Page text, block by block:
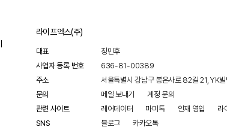
라이프엑스(주)
대표
장민후
사업자 등록 번호
636-81-00389
주소
서울특별시 강남구 봉은사로 82길 21, YK빌
문의
메일 보내기
계정 문의
관련 사이트
레어데이터 마미톡 인재 영입
라
SNS
블로그
카카오톡